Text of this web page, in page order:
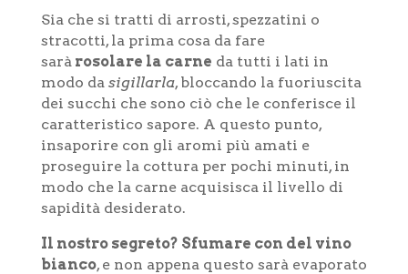
Sia che si tratti di arrosti, spezzatini o
stracotti, la prima cosa da fare
sarà rosolare la carne da tutti i lati in
modo da sigillarla, bloccando la fuoriuscita
dei succhi che sono ciò che le conferisce il
caratteristico sapore. A questo punto,
insaporire con gli aromi più amati e
proseguire la cottura per pochi minuti, in
modo che la carne acquisisca il livello di
sapidità desiderato.
Il nostro segreto? Sfumare con del vino
bianco, e non appena questo sarà evaporato